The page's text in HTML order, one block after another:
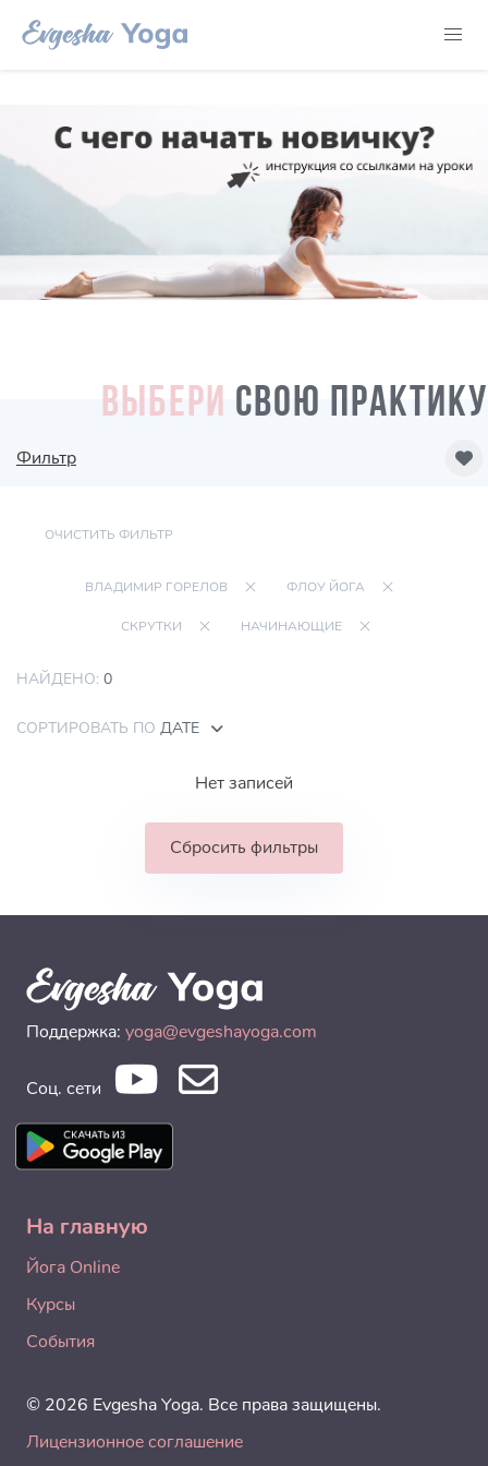
ВЫБЕРИ СВОЮ ПРАКТИКУ
Фильтр
ОЧИСТИТЬ ФИЛЬТР
ВЛАДИМИР ГОРЕЛОВ ФЛОУ ЙОГА
СКРУТКИ НАЧИНАЮЩИЕ
НАЙДЕНО: 0
СОРТИРОВАТЬ ПО ДАТЕ
Нет записей
Сбросить фильтры
Поддержка: yoga@evgeshayoga.com
Соц. сети
На главную
Йога Online
Курсы
События
© 2026 Evgesha Yoga. Все права защищены.
Лицензионное соглашение